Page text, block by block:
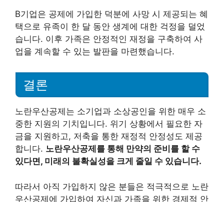
B기업은 공제에 가입한 덕분에 사망 시 제공되는 혜
택으로 유족이 한 달 동안 생계에 대한 걱정을 덜었
습니다. 이후 가족은 안정적인 재정을 구축하여 사
업을 계속할 수 있는 발판을 마련했습니다.
결론
노란우산공제는 소기업과 소상공인을 위한 매우 소
중한 지원의 기치입니다. 위기 상황에서 필요한 자
금을 지원하고, 저축을 통한 재정적 안정성도 제공
합니다. 노란우산공제를 통해 만약의 준비를 할 수
있다면, 미래의 불확실성을 크게 줄일 수 있습니다.
따라서 아직 가입하지 않은 분들은 적극적으로 노란
우산공제에 가입하여 자신과 가족을 위한 경제적 안